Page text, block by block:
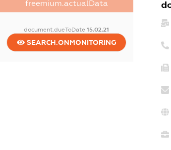
freemium.actualData
document.dueToDate15.02.21
SEARCH.ONMONITORING